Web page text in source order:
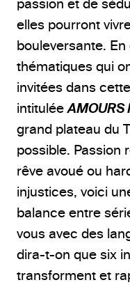
passion et de
elles pourront
bouleversante.
thématiques qui
invitées dans
intituléeAMOURS
grand plateau du
possible. Passion
rêve avoué ou
injustices, voici
balance entre
vous avec des
dira-t-on que six
transforment et